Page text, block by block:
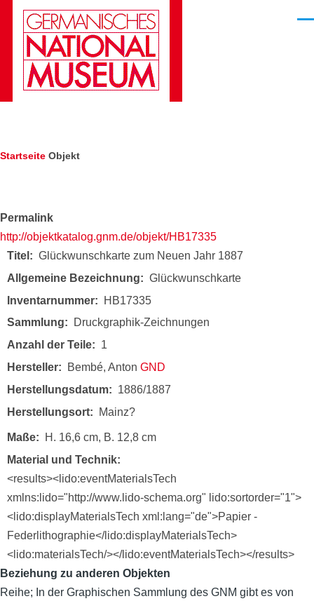
Direkt zum Inhalt
Pfadnavigation
Startseite Objekt
Permalink
http://objektkatalog.gnm.de/objekt/HB17335
Titel
Glückwunschkarte zum Neuen Jahr 1887
Allgemeine Bezeichnung
Glückwunschkarte
Inventarnummer
HB17335
Sammlung
Druckgraphik-Zeichnungen
Anzahl der Teile
1
Hersteller
Bembé, Anton GND
Herstellungsdatum
1886/1887
Herstellungsort
Mainz?
Maße
H. 16,6 cm, B. 12,8 cm
Material und Technik
<results><lido:eventMaterialsTech
xmlns:lido="http://www.lido-schema.org" lido:sortorder="1">
<lido:displayMaterialsTech xml:lang="de">Papier -
Federlithographie</lido:displayMaterialsTech>
<lido:materialsTech/></lido:eventMaterialsTech></results>
Beziehung zu anderen Objekten
Reihe; In der Graphischen Sammlung des GNM gibt es von